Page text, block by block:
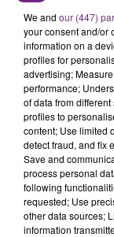
9h01
9h01
SHAKIRA FEAT.
Dai Dai
We and our (447)
your consent and/or
information on a
profiles for
advertising;
performance;
of data from
profiles to
content; Use limited
detect fraud, and fix
Save and
process personal
following
requested; Use
other data sources;
information